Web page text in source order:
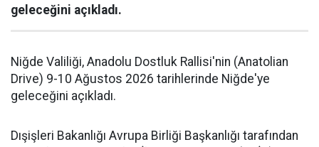
geleceğini açıkladı.
Niğde Valiliği, Anadolu Dostluk Rallisi'nin (Anatolian
Drive) 9-10 Ağustos 2026 tarihlerinde Niğde'ye
geleceğini açıkladı.
Dışişleri Bakanlığı Avrupa Birliği Başkanlığı tarafından